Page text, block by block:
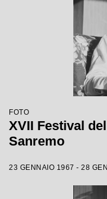
FOTO
XVII Festival
Sanremo
23 GENNAIO 1967 - 28